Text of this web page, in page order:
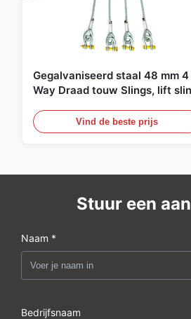
Gegalvaniseerd staal 48 mm 4
Way Draad touw Slings, lift
Vind de beste prijs
Stuur een
Naam *
Bedrijfsnaam